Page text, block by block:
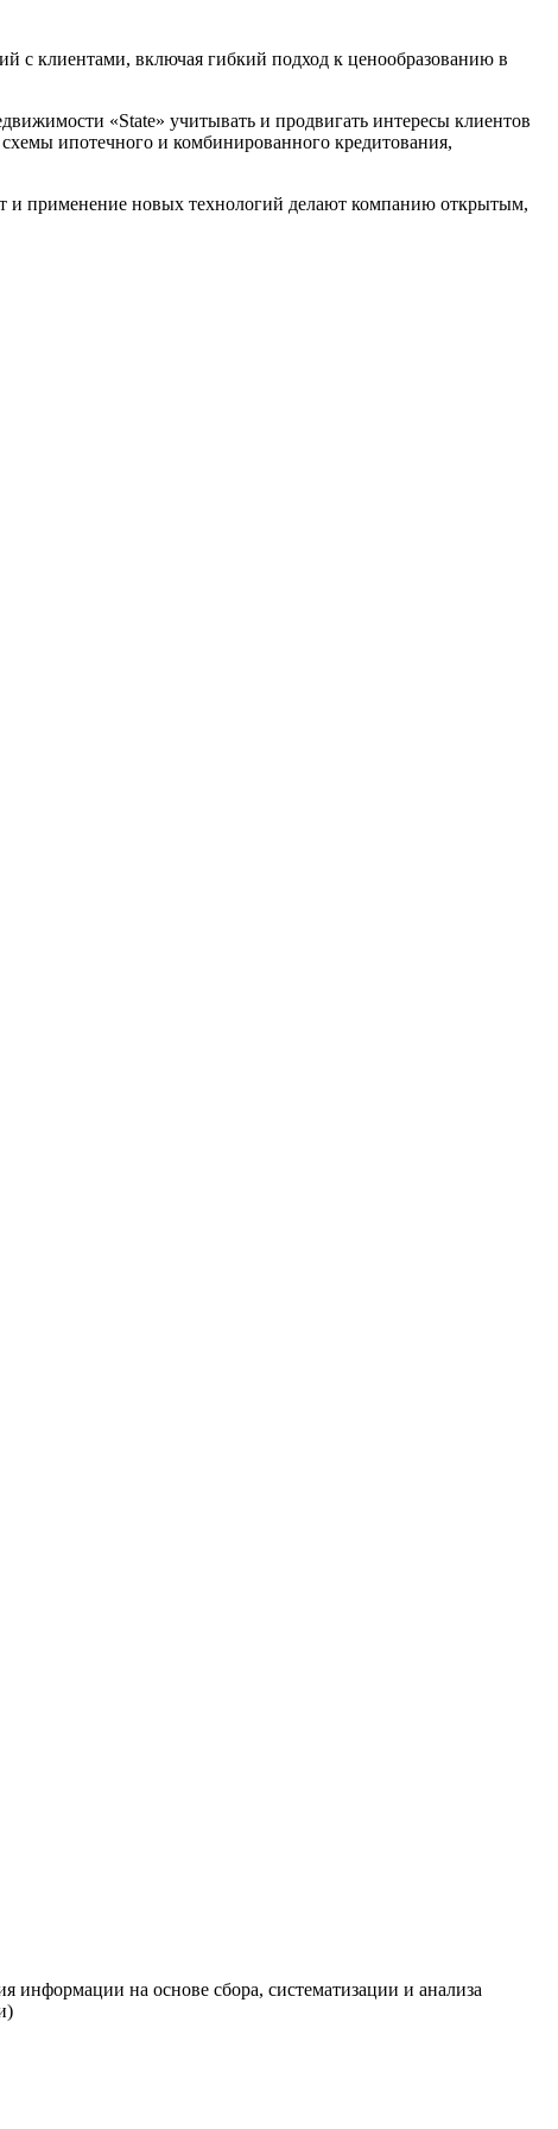
с клиентами, включая гибкий подход к ценообразованию в
«State» учитывать и продвигать интересы клиентов
ипотечного и комбинированного кредитования,
и применение новых технологий делают компанию открытым,
информации на основе сбора, систематизации и анализа